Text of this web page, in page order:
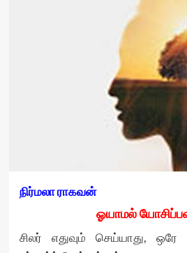
நிர்மலா ராகவன்
ஓயாமல்
சிலர் எதுவும் செய்யாது, ஒரே